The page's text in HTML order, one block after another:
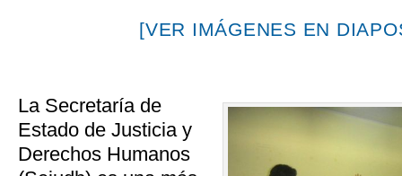
[VER IMÁGENES EN
La Secretaría de
Estado de Justicia y
Derechos Humanos